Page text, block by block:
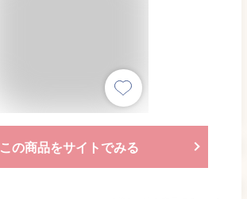
この商品をサイトでみる